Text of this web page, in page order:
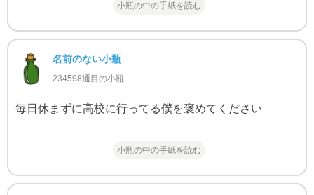
小瓶の中の手紙を読む
名前のない小瓶
234598通目の小瓶
毎日休まずに高校に行ってる僕を褒めてください
小瓶の中の手紙を読む